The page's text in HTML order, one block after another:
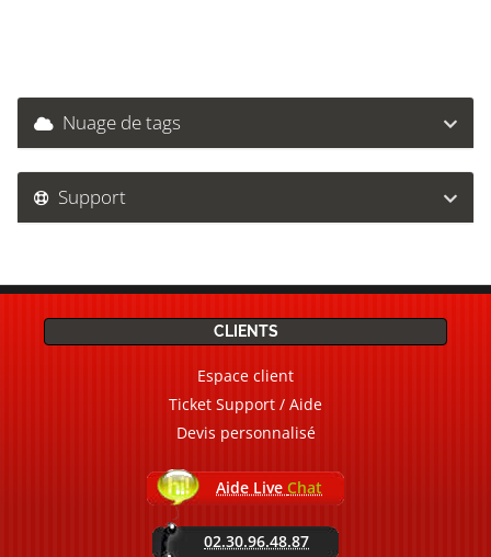
Nuage de tags
Support
CLIENTS
Espace client
Ticket Support / Aide
Devis personnalisé
Aide Live Chat
02.30.96.48.87